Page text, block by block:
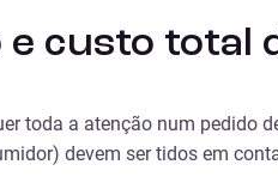
e custo total
toda a atenção num pedido
devem ser tidos em